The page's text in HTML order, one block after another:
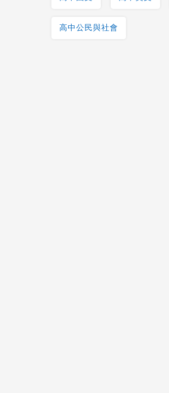
高中公民與社會